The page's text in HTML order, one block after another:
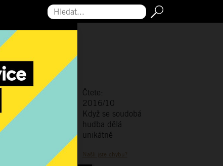
Hledat...
Čtete:
2016/10
Když se soudobá
hudba dělá
unikátně
Našli jste chybu?